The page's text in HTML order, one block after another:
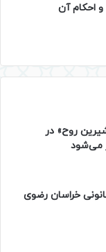
احکام آن
روح» در
می‌شود
خراسان رضوی